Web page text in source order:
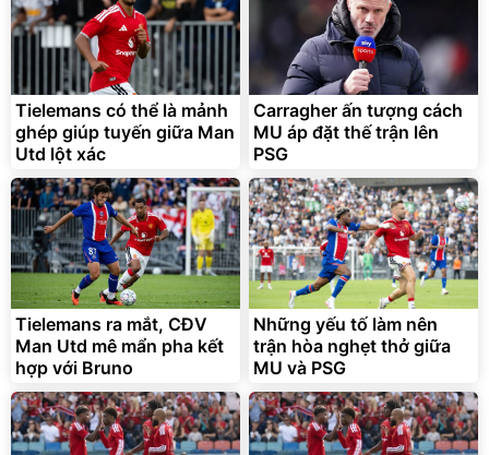
Unmute
Vali Bamozo Khung Nhôm
9066 Size 20/24/28 Cao
Cấp
1.000.000đ
825.000đ
Flash Sale
Lót ghế ôtô, nâng lưng
chống nóng giúp thoải mái
trong di chuyển
295.000đ
Đã bán nhiều
Tielemans có thể là mảnh
ghép giúp tuyến giữa Man
Utd lột xác
Carragher ấn tượng cách
MU áp đặt thế trận lên
PSG
Tielemans ra mắt, CĐV
Man Utd mê mẩn pha kết
hợp với Bruno
Những yếu tố làm nên
trận hòa nghẹt thở giữa
MU và PSG